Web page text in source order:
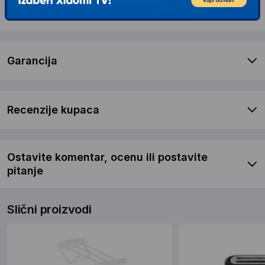
Garancija
Recenzije kupaca
Ostavite komentar, ocenu ili postavite
pitanje
Slični proizvodi